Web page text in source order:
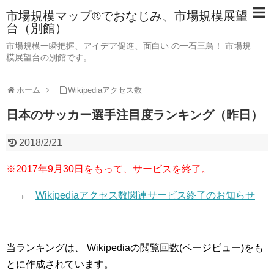
市場規模マップ®でおなじみ、市場規模展望
台（別館）
市場規模一瞬把握、アイデア促進、面白い の一石三鳥！ 市場規
模展望台の別館です。
ホーム Wikipediaアクセス数
日本のサッカー選手注目度ランキング（昨日）
2018/2/21
※2017年9月30日をもって、サービスを終了。
→ Wikipediaアクセス数関連サービス終了のお知らせ
当ランキングは、 Wikipediaの閲覧回数(ページビュー)をも
とに作成されています。